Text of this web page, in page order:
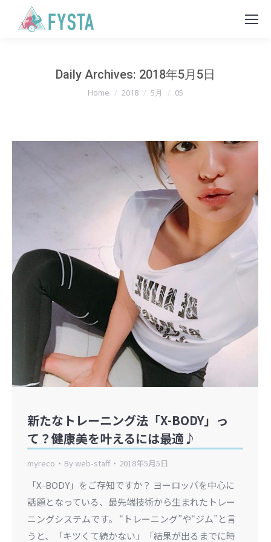
Daily Archives: 2018年5月5日
You are here:
Home 2018 5月 05
新たなトレーニング法「X-BODY」っ
て？健康美を叶えるには最適♪
myreco Byweb-staff 2018年5月5日
「X-BODY」をご存知ですか？ ヨーロッパを中心に
話題となっている、最先端技術から生まれたトレー
ニングシステムです。 “トレーニング”や“ジム”と言
うと、「キツくて続かない」「結果が出るまでに時